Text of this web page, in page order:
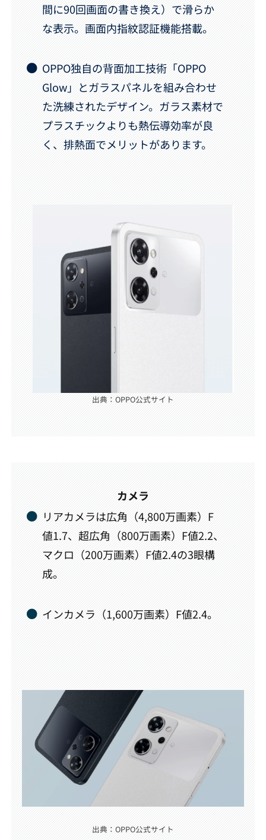
間に90回画面の書き換え）で滑らか
な表示。画面内指紋認証機能搭載。
OPPO独自の背面加工技術「OPPO
Glow」とガラスパネルを組み合わせ
た洗練されたデザイン。ガラス素材で
プラスチックよりも熱伝導効率が良
く、排熱面でメリットがあります。
出典：OPPO公式サイト
カメラ
リアカメラは広角（4,800万画素）F
値1.7、超広角（800万画素）F値2.2、
マクロ（200万画素）F値2.4の3眼構
成。
インカメラ（1,600万画素）F値2.4。
出典：OPPO公式サイト